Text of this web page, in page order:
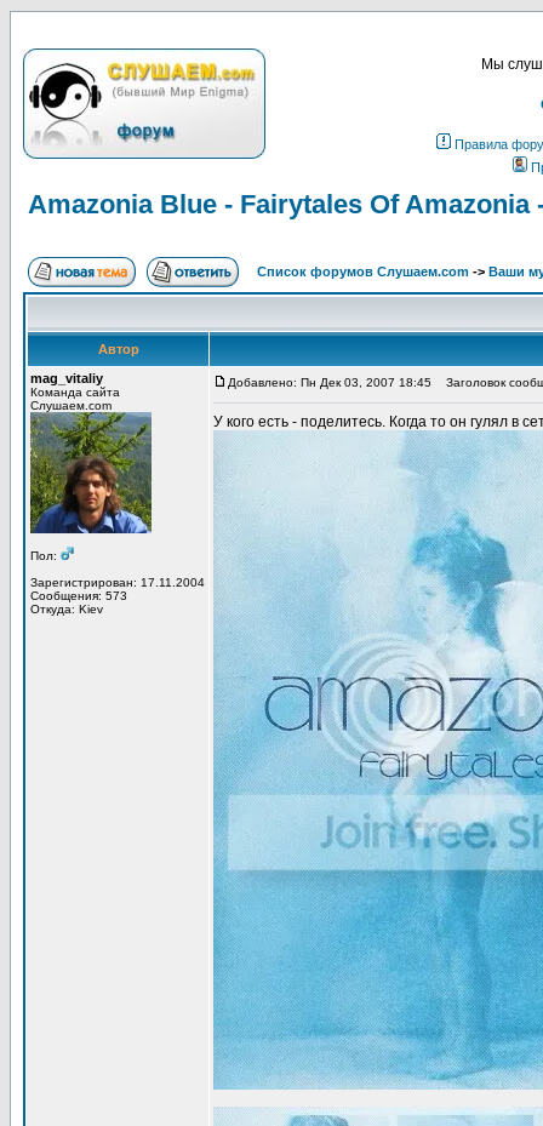
Мы
Правила
Amazonia Blue - Fairytales Of Amazonia
Список форумов Слушаем.com -> Ваши
Автор
mag_vitaliy
Команда сайта
Слушаем.com
Пол:
Зарегистрирован: 17.11.2004
Сообщения: 573
Откуда: Kiev
Добавлено: Пн Дек 03, 2007 18:45 Заголовок
У кого есть - поделитесь. Когда то он гулял в